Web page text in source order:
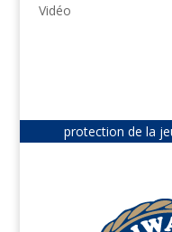
Vidéo
protection de la